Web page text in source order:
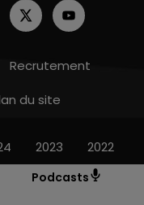
Podcasts
Recrutement
du site
2023 2022